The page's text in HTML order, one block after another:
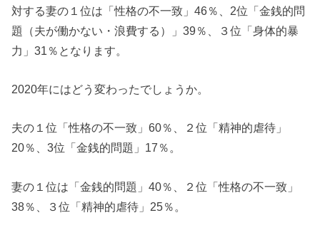
対する妻の１位は「性格の不一致」46％、2位「金銭的問
題（夫が働かない・浪費する）」39％、３位「身体的暴
力」31％となります。
2020年にはどう変わったでしょうか。
夫の１位「性格の不一致」60％、２位「精神的虐待」
20％、3位「金銭的問題」17％。
妻の１位は「金銭的問題」40％、２位「性格の不一致」
38％、３位「精神的虐待」25％。